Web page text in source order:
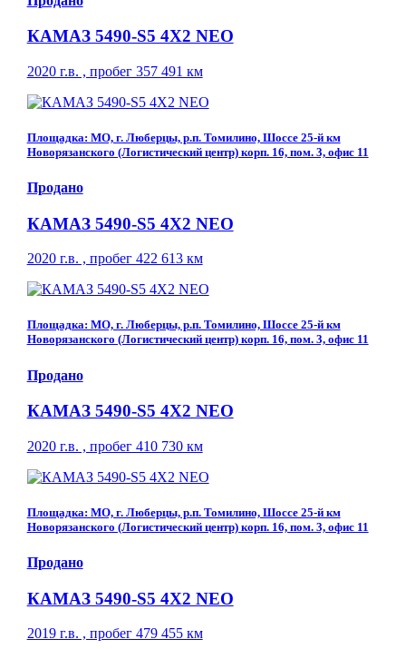
КАМАЗ 5490-S5 4Х2 NEO
2020 г.в. , пробег 357 491 км
Площадка: МО, г. Люберцы, р.п. Томилино, Шоссе 25-й км
Новорязанского (Логистический центр) корп. 16, пом. 3, офис 11
Продано
КАМАЗ 5490-S5 4Х2 NEO
2020 г.в. , пробег 422 613 км
Площадка: МО, г. Люберцы, р.п. Томилино, Шоссе 25-й км
Новорязанского (Логистический центр) корп. 16, пом. 3, офис 11
Продано
КАМАЗ 5490-S5 4Х2 NEO
2020 г.в. , пробег 410 730 км
Площадка: МО, г. Люберцы, р.п. Томилино, Шоссе 25-й км
Новорязанского (Логистический центр) корп. 16, пом. 3, офис 11
Продано
КАМАЗ 5490-S5 4Х2 NEO
2019 г.в. , пробег 479 455 км